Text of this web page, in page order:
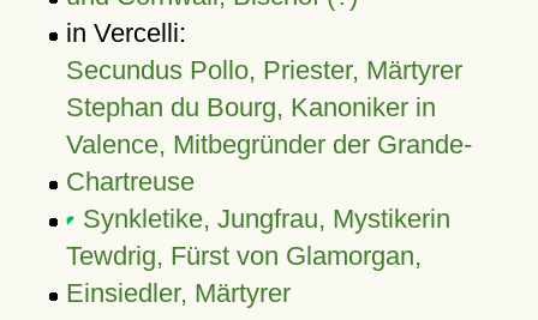
in Vercelli:
Secundus Pollo, Priester, Märtyrer
Stephan du Bourg, Kanoniker in
Valence, Mitbegründer der Grande-
Chartreuse
Synkletike, Jungfrau, Mystikerin
Tewdrig, Fürst von Glamorgan,
Einsiedler, Märtyrer